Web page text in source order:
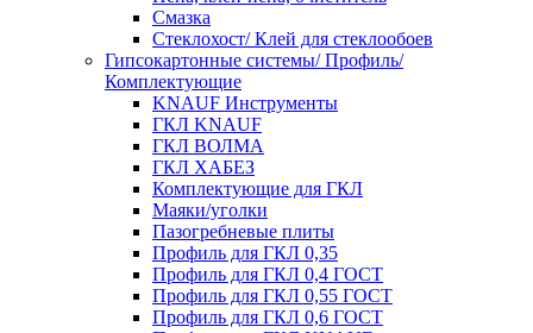
Смазка
Стеклохост/ Клей для стеклообоев
Гипсокартонные системы/ Профиль/
Комплектующие
KNAUF Инструменты
ГКЛ KNAUF
ГКЛ ВОЛМА
ГКЛ ХАБЕЗ
Комплектующие для ГКЛ
Маяки/уголки
Пазогребневые плиты
Профиль для ГКЛ 0,35
Профиль для ГКЛ 0,4 ГОСТ
Профиль для ГКЛ 0,55 ГОСТ
Профиль для ГКЛ 0,6 ГОСТ